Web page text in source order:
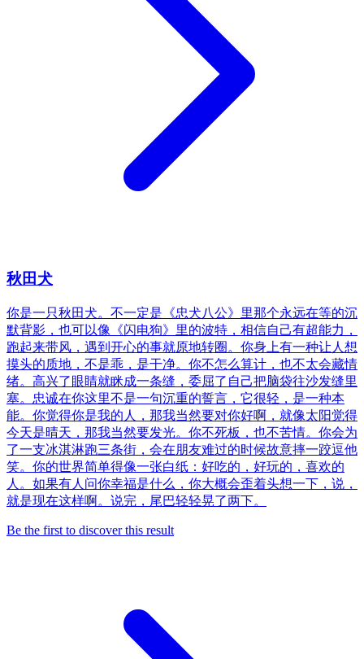
秋田犬
你是一只秋田犬。不一定是《忠犬八公》里那个永远在等的沉
默背影，也可以像《闪电狗》里的波特，相信自己有超能力，
跑起来带风，遇到开心的事就原地转圈。你身上有一种让人想
摸头的质地，不是乖，是干净。你不怎么算计，也不太会藏情
绪。高兴了眼睛就眯成一条缝，委屈了自己把脑袋往沙发缝里
塞。忠诚在你这里不是一句沉重的誓言，它很轻，是一种本
能。你觉得你是我的人，那我当然要对你好啊，就像太阳觉得
今天是晴天，那我当然要发光。你不死板，也不苦情。你会为
了一支冰淇淋跑三条街，会在朋友难过的时候故意摔一跤逗他
笑。你的世界简单得像一张白纸：好吃的，好玩的，喜欢的
人。如果有人问你幸福是什么，你大概会歪着头想一下，说，
就是现在这样啊。说完，尾巴轻轻晃了两下。
Be the first to discover this result